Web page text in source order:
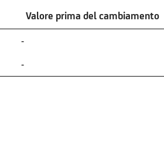
Valore prima del cambiamento
-
-